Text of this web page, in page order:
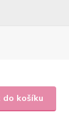
do košíku